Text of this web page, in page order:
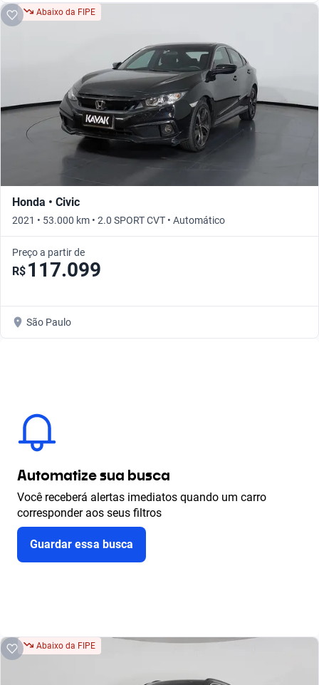
Abaixo da FIPE
Honda • Civic
2021 • 53.000 km • 2.0 SPORT CVT • Automático
Preço a partir de
R$ 117.099
São Paulo
Automatize sua busca
Você receberá alertas imediatos quando um carro
corresponder aos seus filtros
Guardar essa busca
Abaixo da FIPE